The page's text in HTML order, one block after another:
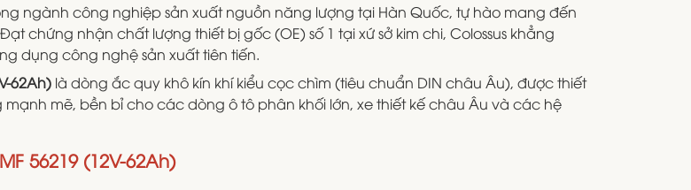
ngành công nghiệp sản xuất nguồn năng lượng tại Hàn Quốc, tự hào mang đến
chứng nhận chất lượng thiết bị gốc (OE) số 1 tại xứ sở kim chi, Colossus khẳng
dụng công nghệ sản xuất tiên tiến.
62Ah) là dòng ắc quy khô kín khí kiểu cọc chìm (tiêu chuẩn DIN châu Âu), được thiết
mẽ, bền bỉ cho các dòng ô tô phân khối lớn, xe thiết kế châu Âu và các hệ
56219 (12V-62Ah)